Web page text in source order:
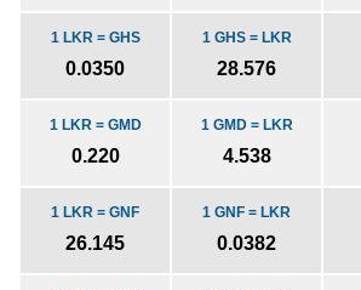
1 GHS = LKR
28.576
1 LKR = GHS
0.0350
1 GMD = LKR
4.538
1 LKR = GMD
0.220
1 GNF = LKR
0.0382
1 LKR = GNF
26.145